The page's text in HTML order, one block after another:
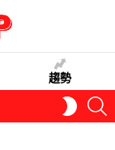
趨勢
SKIN